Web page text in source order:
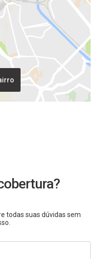
todas suas dúvidas sem